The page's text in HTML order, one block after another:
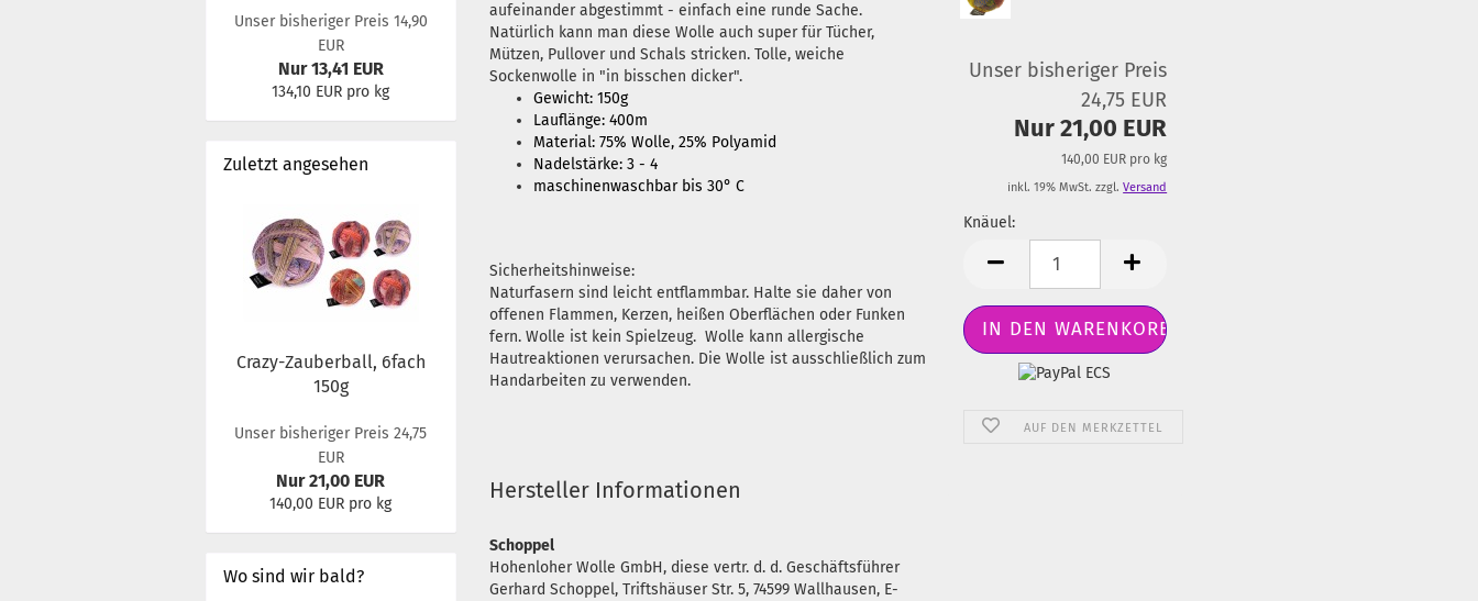
Unser bisheriger Preis
24,75 EUR
Nur 21,00 EUR
140,00 EUR pro kg
inkl. 19% MwSt. zzgl.Versand
Knäuel:
Knäuel
AUF DEN MERKZETTEL
aufeinander abgestimmt - einfach eine runde Sache.
Natürlich kann man diese Wolle auch super für Tücher,
Mützen, Pullover und Schals stricken. Tolle, weiche
Sockenwolle in "in bisschen dicker".
Gewicht: 150g
Lauflänge: 400m
Material: 75% Wolle, 25% Polyamid
Nadelstärke: 3 - 4
maschinenwaschbar bis 30° C
Sicherheitshinweise:
Naturfasern sind leicht entflammbar. Halte sie daher von
offenen Flammen, Kerzen, heißen Oberflächen oder Funken
fern. Wolle ist kein Spielzeug. Wolle kann allergische
Hautreaktionen verursachen. Die Wolle ist ausschließlich zum
Handarbeiten zu verwenden.
Hersteller Informationen
Schoppel
Hohenloher Wolle GmbH, diese vertr. d. d. Geschäftsführer
Gerhard Schoppel, Triftshäuser Str. 5, 74599 Wallhausen, E-
Unser bisheriger Preis 14,90
EUR
Nur 13,41 EUR
134,10 EUR pro kg
Zuletzt angesehen
Crazy-Zauberball, 6fach
150g
Unser bisheriger Preis 24,75
EUR
Nur 21,00 EUR
140,00 EUR pro kg
Wo sind wir bald?